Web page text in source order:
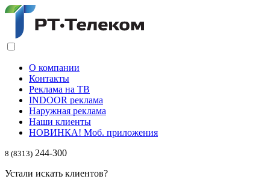
О компании
Контакты
Реклама на ТВ
INDOOR реклама
Наружная реклама
Наши клиенты
НОВИНКА! Моб. приложения
8 (8313) 244-300
Устали искать клиентов?